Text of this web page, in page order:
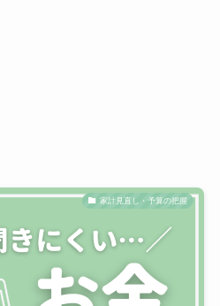
家計見直し・予算の把握